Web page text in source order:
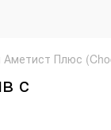
Аметист Плюс
с